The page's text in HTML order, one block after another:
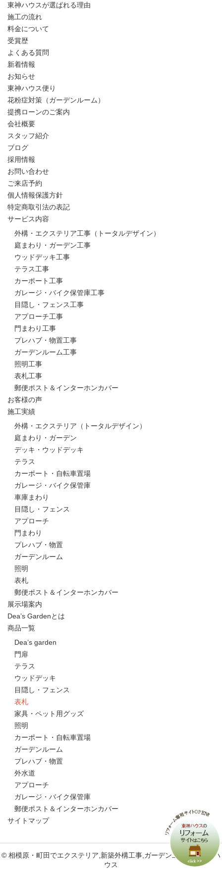
東神ハウスが選ばれる理由
施工の流れ
料金について
受賞歴
よくある質問
新着情報
お知らせ
東神ハウス便り
花粉症対策（ガーデンルーム）
提携ローンのご案内
会社概要
スタッフ紹介
ブログ
採用情報
お問い合わせ
ご来店予約
個人情報保護方針
特定商取引法の表記
サービス内容
外構・エクステリア工事（トータルデザイン）
庭まわり・ガーデン工事
ウッドデッキ工事
テラス工事
カーポート工事
ガレージ・バイク保管庫工事
目隠し・フェンス工事
アプローチ工事
門まわり工事
プレハブ・物置工事
ガーデンルーム工事
照明工事
表札工事
郵便ポスト＆インターホンカバー
お客様の声
施工実績
外構・エクステリア（トータルデザイン）
庭まわり・ガーデン
デッキ・ウッドデッキ
テラス
カーポート・自転車置場
ガレージ・バイク保管庫
車庫まわり
目隠し・フェンス
アプローチ
門まわり
プレハブ・物置
ガーデンルーム
照明
表札
郵便ポスト＆インターホンカバー
展示場案内
Dea’s Gardenとは
商品一覧
Dea’s garden
門扉
テラス
ウッドデッキ
目隠し・フェンス
表札
家具・ペット用グッズ
照明
カーポート・自転車置場
ガーデンルーム
プレハブ・物置
外水道
アプローチ
ガレージ・バイク保管庫
郵便ポスト＆インターホンカバー
サイトマップ
© 相模原・町田でエクステリア,新築外構工事,ガーデン工事なら東神ハ
ウス